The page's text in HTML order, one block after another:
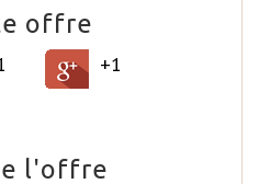
offre
+1
l'offre